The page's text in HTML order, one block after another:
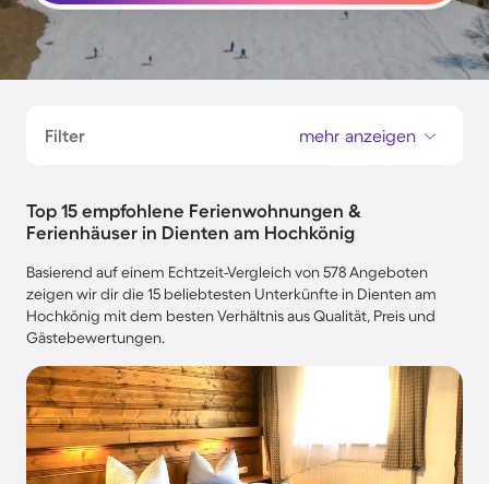
Filter mehr anzeigen
Top 15 empfohlene Ferienwohnungen &
Ferienhäuser in Dienten am Hochkönig
Basierend auf einem Echtzeit-Vergleich von 578 Angeboten
zeigen wir dir die 15 beliebtesten Unterkünfte in Dienten am
Hochkönig mit dem besten Verhältnis aus Qualität, Preis und
Gästebewertungen.